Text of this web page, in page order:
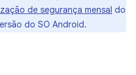
de segurança mensal do
do SO Android.